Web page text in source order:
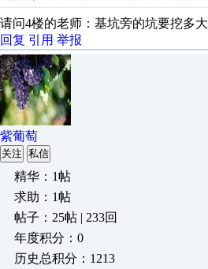
请问4楼的老师：基坑旁的坑要挖多大
回复 引用 举报
紫葡萄
关注 私信
精华：1帖
求助：1帖
帖子：25帖 | 233回
年度积分：0
历史总积分：1213